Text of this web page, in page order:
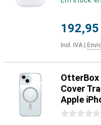
192,95
Incl. IVA
OtterBox
Cover
Apple
0 estrelas